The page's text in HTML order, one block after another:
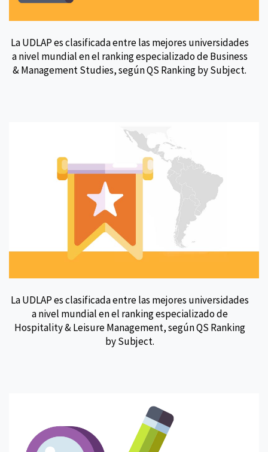
La UDLAP es clasificada entre las mejores universidades
a nivel mundial en el ranking especializado de Business
& Management Studies, según QS Ranking by Subject.
La UDLAP es clasificada entre las mejores universidades
a nivel mundial en el ranking especializado de
Hospitality & Leisure Management, según QS Ranking
by Subject.